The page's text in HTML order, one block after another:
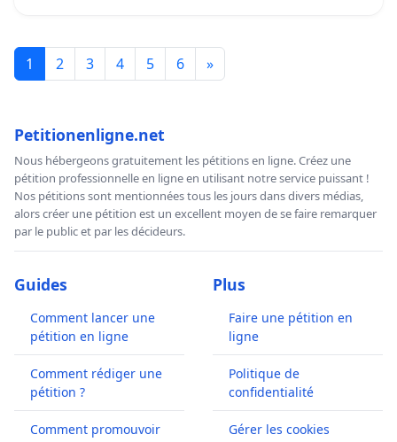
1 2 3 4 5 6 »
Petitionenligne.net
Nous hébergeons gratuitement les pétitions en ligne. Créez une
pétition professionnelle en ligne en utilisant notre service puissant !
Nos pétitions sont mentionnées tous les jours dans divers médias,
alors créer une pétition est un excellent moyen de se faire remarquer
par le public et par les décideurs.
Guides
Comment lancer une
pétition en ligne
Comment rédiger une
pétition ?
Comment promouvoir
Plus
Faire une pétition en
ligne
Politique de
confidentialité
Gérer les cookies